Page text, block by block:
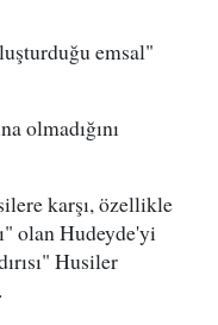
emsal"
olmadığını
karşı, özellikle
olan Hudeyde'yi
Husiler